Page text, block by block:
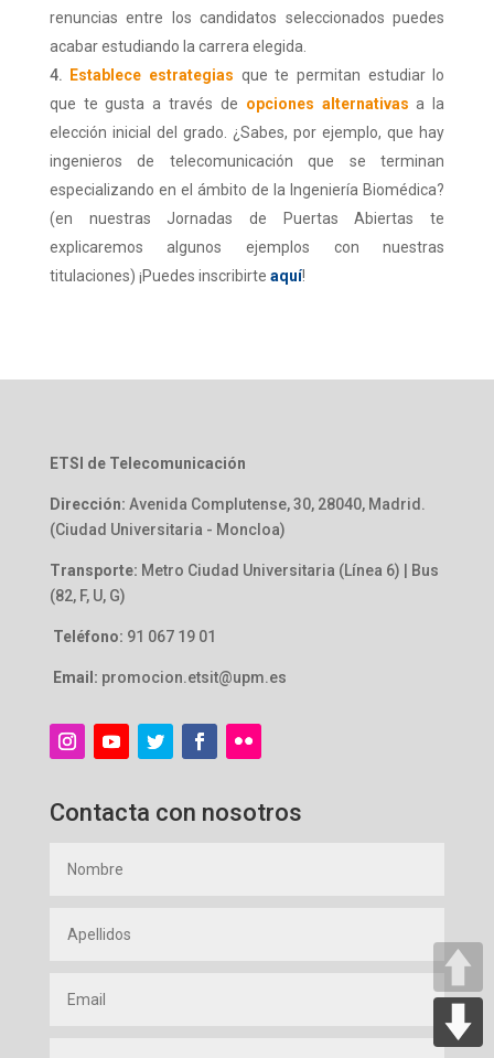
renuncias entre los candidatos seleccionados puedes
acabar estudiando la carrera elegida.
Establece estrategias que te permitan estudiar lo
que te gusta a través de opciones alternativas a la
elección inicial del grado. ¿Sabes, por ejemplo, que hay
ingenieros de telecomunicación que se terminan
especializando en el ámbito de la Ingeniería Biomédica?
(en nuestras Jornadas de Puertas Abiertas te
explicaremos algunos ejemplos con nuestras
titulaciones) ¡Puedes inscribirte aquí!
ETSI de Telecomunicación
Dirección: Avenida Complutense, 30, 28040, Madrid.
(Ciudad Universitaria - Moncloa)
Transporte: Metro Ciudad Universitaria (Línea 6) | Bus
(82, F, U, G)
Teléfono: 91 067 19 01
Email: promocion.etsit@upm.es
Contacta con nosotros